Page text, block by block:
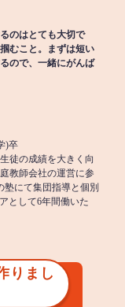
のはとても大切で
むこと。まずは短い
ので、一緒にがんば
)卒
徒の成績を大きく向
教師会社の運営に参
にて集団指導と個別
として6年間働いた
りまし